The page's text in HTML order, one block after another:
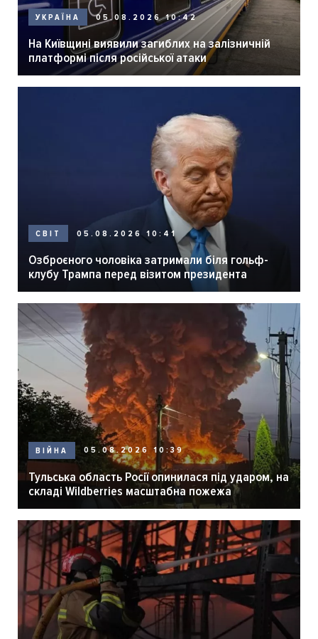
УКРАЇНА 05.08.2026 10:42
На Київщині виявили загиблих на залізничній
платформі після російської атаки
СВІТ 05.08.2026 10:41
Озброєного чоловіка затримали біля гольф-
клубу Трампа перед візитом президента
ВІЙНА 05.08.2026 10:39
Тульська область Росії опинилася під ударом, на
складі Wildberries масштабна пожежа